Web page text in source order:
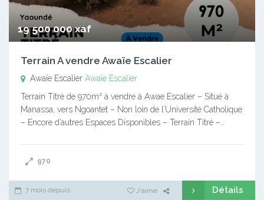
19 500 000 xaf
Terrain A vendre Awaïe Escalier
Awaïe Escalier Awaïe Escalier
Terrain Titré de 970m² à vendre à Awae Escalier – Situé à
Manassa, vers Ngoantet – Non loin de l’Université Catholique
– Encore d’autres Espaces Disponibles – Terrain Titré –…
970
7 mois depuis J'aime Détails